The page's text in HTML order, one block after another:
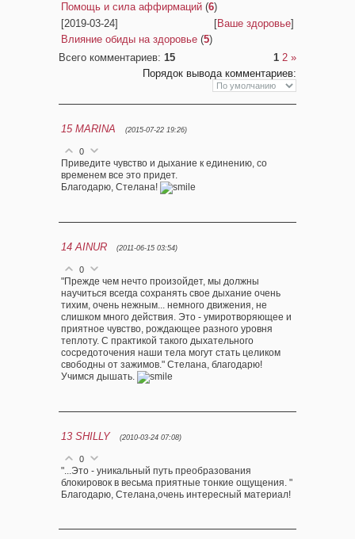
Помощь и сила аффирмаций (6)
[2019-03-24]
[Ваше здоровье]
Влияние обиды на здоровье (5)
Всего комментариев: 15 1 2 »
Порядок вывода комментариев:
15 MARINA (2015-07-22 19:26)
0
Приведите чувство и дыхание к единению, со
временем все это придет.
Благодарю, Стелана!
14 AINUR (2011-06-15 03:54)
0
"Прежде чем нечто произойдет, мы должны
научиться всегда сохранять свое дыхание очень
тихим, очень нежным... немного движения, не
слишком много действия. Это - умиротворяющее и
приятное чувство, рождающее разного уровня
теплоту. С практикой такого дыхательного
сосредоточения наши тела могут стать целиком
свободны от зажимов." Стелана, благодарю!
Учимся дышать.
13 SHILLY (2010-03-24 07:08)
0
"...Это - уникальный путь преобразования
блокировок в весьма приятные тонкие ощущения. "
Благодарю, Стелана,очень интересный материал!